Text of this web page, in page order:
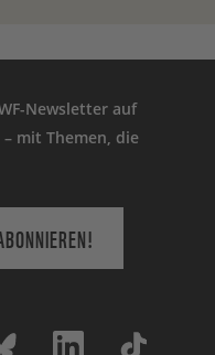
mit denen
Newsletter auf
mit Themen, die